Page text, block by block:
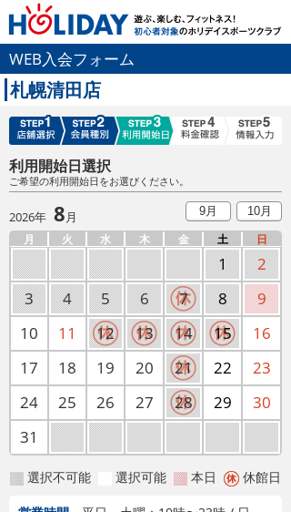
WEB入会フォーム
札幌清田店
利用開始日選択
ご希望の利用開始日をお選びください。
2026年 8月 9月 10月
月 火 水 木 金 土 日
1
2
3
4 5 6 7 8
9
10
11 12 13 14 15
16
17
18 19 20 21 22
23
24
25 26 27 28 29
30
31
選択不可能 選択可能 本日 休館日